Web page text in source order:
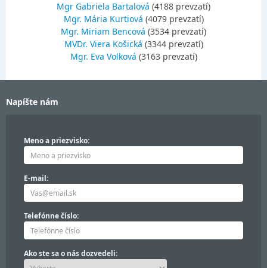
Mgr Gabriela Bartalová (4188 prevzatí)
Mgr. Mária Kurtiová (4079 prevzatí)
Mgr. Miriam Bencová (3534 prevzatí)
MVDr. Viera Košická (3344 prevzatí)
Mgr. Eva Volková (3163 prevzatí)
Napíšte nám
Meno a priezvisko:
E-mail:
Telefónne číslo:
Ako ste sa o nás dozvedeli: